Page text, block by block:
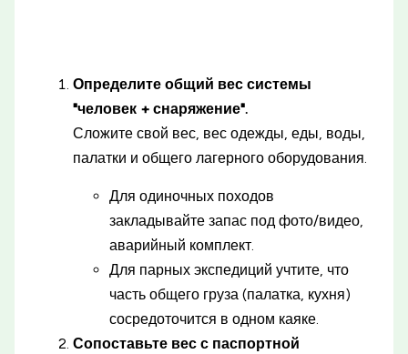
Определите общий вес системы
"человек + снаряжение".
Сложите свой вес, вес одежды, еды, воды,
палатки и общего лагерного оборудования.
Для одиночных походов
закладывайте запас под фото/видео,
аварийный комплект.
Для парных экспедиций учтите, что
часть общего груза (палатка, кухня)
сосредоточится в одном каяке.
Сопоставьте вес с паспортной